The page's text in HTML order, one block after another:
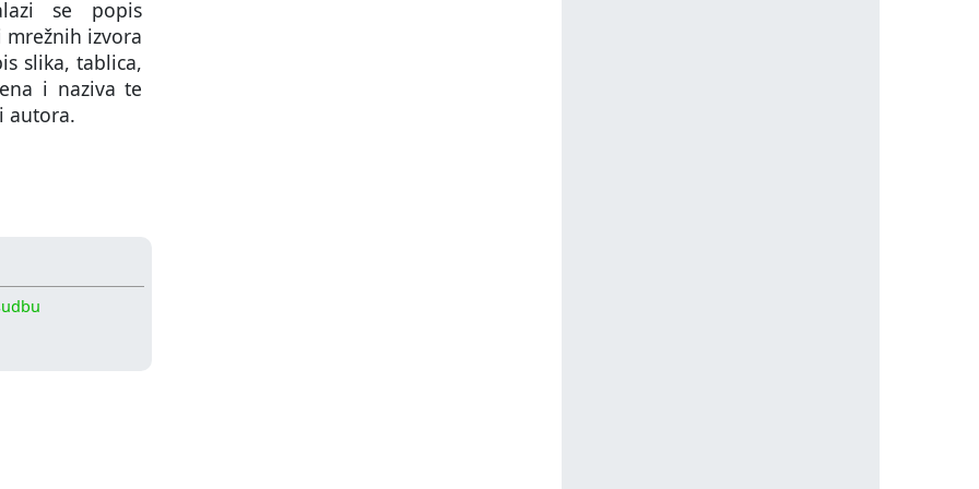
se popis
izvora
slika, tablica,
i naziva te
autora.